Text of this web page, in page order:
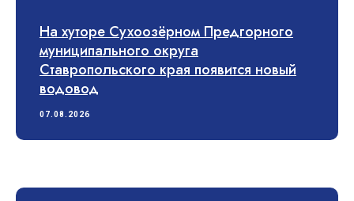
На хуторе Сухоозёрном Предгорного
муниципального округа
Ставропольского края появится новый
водовод
07.08.2026